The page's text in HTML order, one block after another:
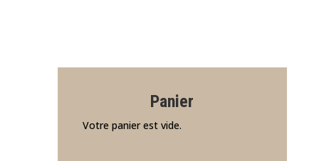
Panier
Votre panier est vide.